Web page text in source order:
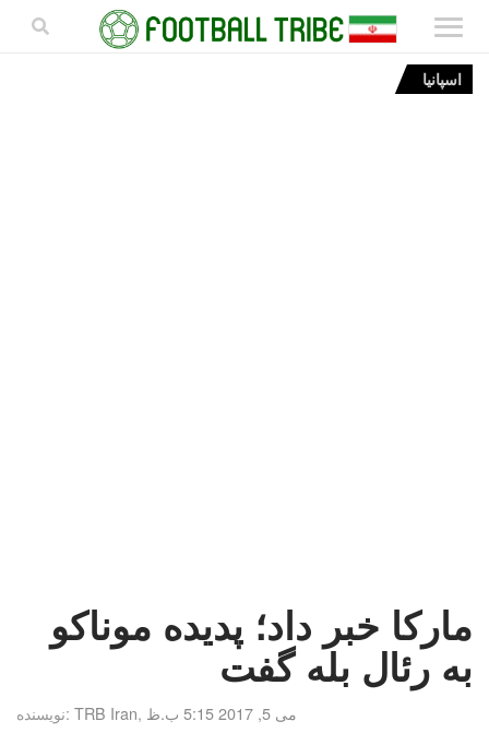
اسپانیا
مارکا خبر داد؛ پدیده موناکو
به رئال بله گفت
نویسنده:TRB Iran, می 5, 2017 5:15 ب.ظ